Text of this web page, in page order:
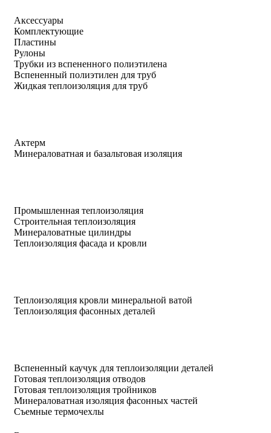
Аксессуары
Комплектующие
Пластины
Рулоны
Трубки из вспененного полиэтилена
Вспененный полиэтилен для труб
Жидкая теплоизоляция для труб
Актерм
Минераловатная и базальтовая изоляция
Промышленная теплоизоляция
Строительная теплоизоляция
Минераловатные цилиндры
Теплоизоляция фасада и кровли
Теплоизоляция кровли минеральной ватой
Теплоизоляция фасонных деталей
Вспененный каучук для теплоизоляции деталей
Готовая теплоизоляция отводов
Готовая теплоизоляция тройников
Минераловатная изоляция фасонных частей
Съемные термочехлы